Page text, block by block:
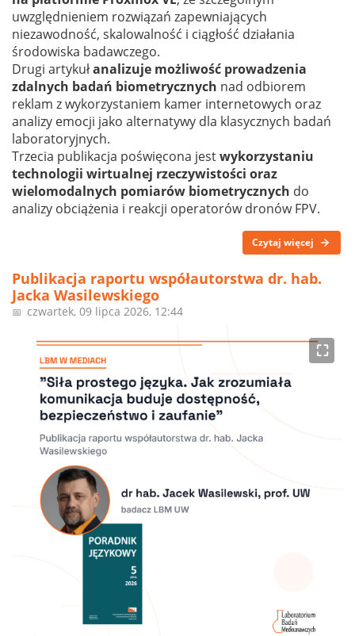
uwzględnieniem rozwiązań zapewniających
niezawodność, skalowalność i ciągłość działania
środowiska badawczego.
Drugi artykułanalizuje możliwość prowadzenia
zdalnych badań biometrycznych nad odbiorem
reklam z wykorzystaniem kamer internetowych oraz
analizy emocji jako alternatywy dla klasycznych badań
laboratoryjnych.
Trzecia publikacja poświęcona jestwykorzystaniu
technologii wirtualnej rzeczywistości oraz
wielomodalnych pomiarów biometrycznych do
analizy obciążenia i reakcji operatorów dronów FPV.
Czytaj więcej
Publikacja raportu współautorstwa dr. hab.
Jacka Wasilewskiego
📅 czwartek, 09 lipca 2026, 12:44
⛶